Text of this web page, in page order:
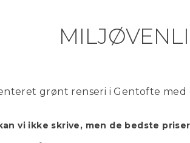
grønt renseri i Gentofte
vi ikke skrive, men de bedste